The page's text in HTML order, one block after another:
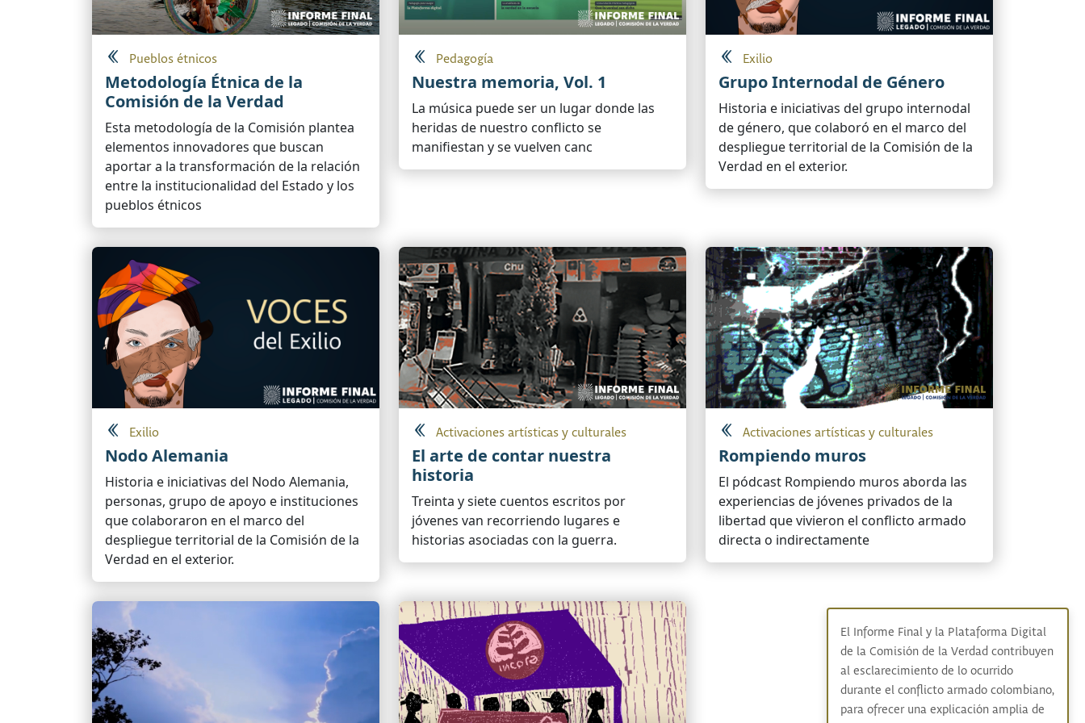
Pueblos étnicos
Metodología Étnica de la
Comisión de la Verdad
Esta metodología de la Comisión plantea
elementos innovadores que buscan
aportar a la transformación de la relación
entre la institucionalidad del Estado y los
pueblos étnicos
Pedagogía
Nuestra memoria, Vol. 1
La música puede ser un lugar donde las
heridas de nuestro conflicto se
manifiestan y se vuelven canc
Exilio
Grupo Internodal de Género
Historia e iniciativas del grupo internodal
de género, que colaboró en el marco del
despliegue territorial de la Comisión de la
Verdad en el exterior.
Exilio
Nodo Alemania
Historia e iniciativas del Nodo Alemania,
personas, grupo de apoyo e instituciones
que colaboraron en el marco del
despliegue territorial de la Comisión de la
Verdad en el exterior.
Activaciones artísticas y culturales
El arte de contar nuestra
historia
Treinta y siete cuentos escritos por
jóvenes van recorriendo lugares e
historias asociadas con la guerra.
Activaciones artísticas y culturales
Rompiendo muros
El pódcast Rompiendo muros aborda las
experiencias de jóvenes privados de la
libertad que vivieron el conflicto armado
directa o indirectamente
El Informe Final y la Plataforma Digital
de la Comisión de la Verdad contribuyen
al esclarecimiento de lo ocurrido
durante el conflicto armado colombiano,
para ofrecer una explicación amplia de